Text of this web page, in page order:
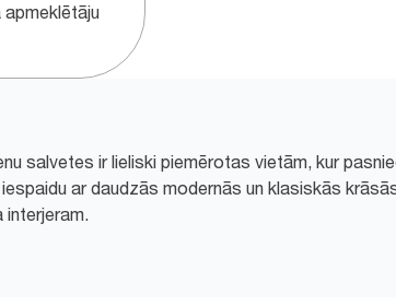
apmeklētāju
salvetes ir lieliski piemērotas vietām, kur
ar daudzās modernās un klasiskās